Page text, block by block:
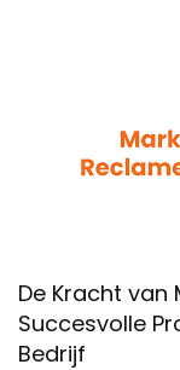
De Kracht van
Succesvolle
Bedrijf